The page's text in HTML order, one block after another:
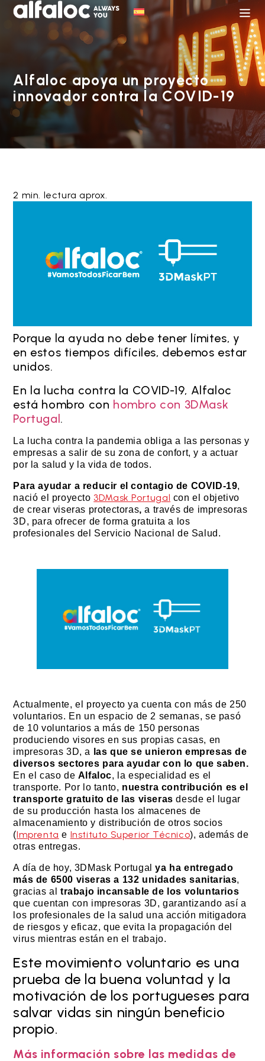
Alfaloc apoya un proyecto
innovador contra la COVID-19
2 min. lectura aprox.
Porque la ayuda no debe tener límites, y
en estos tiempos difíciles, debemos estar
unidos.
En la lucha contra la COVID-19, Alfaloc
está hombro con hombro con 3DMask
Portugal.
La lucha contra la pandemia obliga a las personas y
empresas a salir de su zona de confort, y a actuar
por la salud y la vida de todos.
Para ayudar a reducir el contagio de COVID-19,
nació el proyecto 3DMask Portugal con el objetivo
de crear viseras protectoras,a través de impresoras
3D, para ofrecer de forma gratuita a los
profesionales del Servicio Nacional de Salud.
Actualmente, el proyecto ya cuenta con más de 250
voluntarios. En un espacio de 2 semanas, se pasó
de 10 voluntarios a más de 150 personas
produciendo visores en sus propias casas, en
impresoras 3D, a
las que se unieron empresas de
diversos sectores para ayudar con lo que saben.
En el caso de Alfaloc, la especialidad es el
transporte. Por lo tanto, nuestra contribución es el
transporte gratuito de las viseras desde el lugar
de su producción hasta los almacenes de
almacenamiento y distribución de otros socios
(Imprenta e Instituto Superior Técnico), además de
otras entregas.
A día de hoy, 3DMask Portugalya ha entregado
más de 6500 viseras a 132 unidades sanitarias,
gracias al trabajo incansable de los voluntarios
que cuentan con impresoras 3D, garantizando así a
los profesionales de la salud una acción mitigadora
de riesgos y eficaz, que evita la propagación del
virus mientras están en el trabajo.
Este movimiento voluntario es una
prueba de la buena voluntad y la
motivación de los portugueses para
salvar vidas sin ningún beneficio
propio.
Más información sobre las medidas de